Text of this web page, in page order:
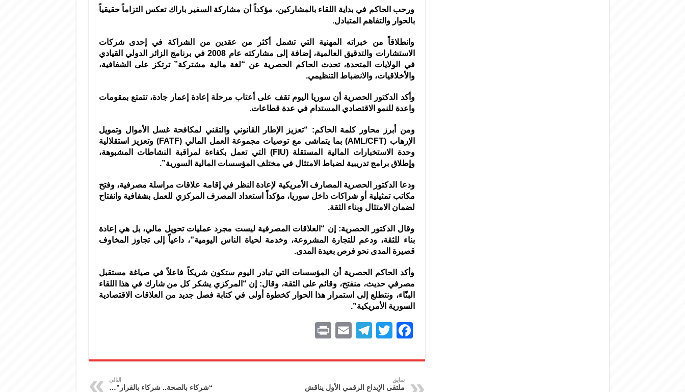
ورحب الحاكم في بداية اللقاء بالمشاركين، مؤكداً أن مشاركة السفير باراك تعكس التزاماً حقيقياً
بالحوار والتفاهم المتبادل.
وانطلاقاً من خبراته المهنية التي تشمل أكثر من عقدين من الشراكة في إحدى شركات
الاستشارات والتدقيق العالمية، إضافة إلى مشاركته عام 2008 في برنامج الزائر الدولي القيادي
في الولايات المتحدة، تحدث الحاكم الحصرية عن “لغة مالية مشتركة” ترتكز على الشفافية،
والأخلاقيات، والانضباط التنظيمي.
وأكد الدكتور الحصرية أن سوريا اليوم تقف على أعتاب مرحلة إعادة إعمار جادة، تتمتع بمقومات
واعدة للنمو الاقتصادي المستدام في عدة قطاعات.
ومن أبرز محاور كلمة الحاكم: “تعزيز الإطار القانوني والتقني لمكافحة غسل الأموال وتمويل
الإرهاب (AML/CFT) بما يتماشى مع توصيات مجموعة العمل المالي (FATF) وتعزيز استقلالية
وحدة الاستخبارات المالية المستقلة (FIU) التي تعمل بكفاءة لمراقبة النشاطات المشبوهة،
وإطلاق برامج تدريبية لضباط الامتثال في مختلف المؤسسات المالية السورية”.
ودعا الدكتور الحصرية المصارف الأمريكية لإعادة النظر في إقامة علاقات مراسلة مصرفية، وفتح
مكاتب تمثيلية أو شراكات داخل سوريا، مؤكداً استعداد المصرف المركزي للعمل بشفافية وانفتاح
لضمان الامتثال وبناء الثقة.
وقال الدكتور الحصرية: إن “العلاقات المصرفية ليست مجرد عمليات تحويل مالي، بل هي إعادة
بناء للثقة، ودعم للتجارة المشروعة، وخدمة لحياة الناس اليومية”، داعياً إلى تجاوز المخاوف
قصيرة المدى نحو فرص بعيدة المدى.
وأكد الحاكم الحصرية أن المؤسسات التي تبادر اليوم ستكون شريكاً فاعلاً في صياغة مستقبل
مصرفي حديث، منفتح، وقائم على الثقة، وقال: إن “المركزي يشكر كل من شارك في هذا اللقاء
البنّاء، ونتطلع إلى استمرار هذا الحوار كخطوة أولى في كتابة فصل جديد من العلاقات الاقتصادية
السورية الأمريكية”.
F
c
e
T
itt
er
T
e
gr
E
ai
l
nt
سابق
ملتقى الإبداع الرقمي الأول يناقش
التالي
“شركاء بالصحة.. شركاء بالقرار”…